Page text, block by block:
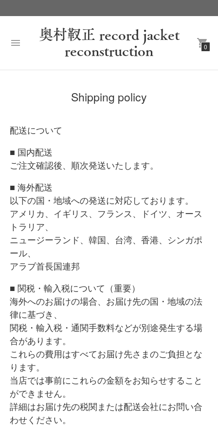
奥村靫正 record jacket
reconstruction 0
Shipping policy
配送について
■ 国内配送
ご注文確認後、順次発送いたします。
■ 海外配送
以下の国・地域への発送に対応しております。
アメリカ、イギリス、フランス、ドイツ、オース
トラリア、
ニュージーランド、韓国、台湾、香港、シンガポ
ール、
アラブ首長国連邦
■ 関税・輸入税について（重要）
海外へのお届けの場合、お届け先の国・地域の法
律に基づき、
関税・輸入税・通関手数料などが別途発生する場
合があります。
これらの費用はすべてお届け先さまのご負担とな
ります。
当店では事前にこれらの金額をお知らせすること
ができません。
詳細はお届け先の税関または配送会社にお問い合
わせください。